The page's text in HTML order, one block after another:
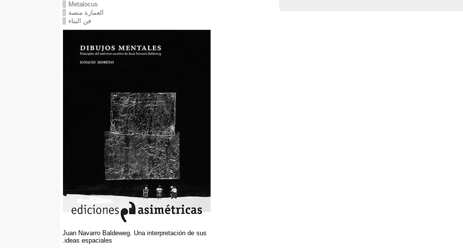
Metalocus
العمارة منصة
فن البناء
Juan Navarro Baldeweg. Una interpretación de sus
ideas espaciales.